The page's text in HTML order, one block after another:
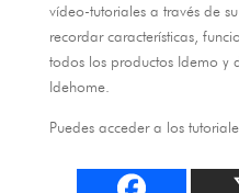
ví­deo-tutoriales a través de
recordar caracterí­sticas,
todos los productos Idemo y
Idehome.
Puedes acceder a los